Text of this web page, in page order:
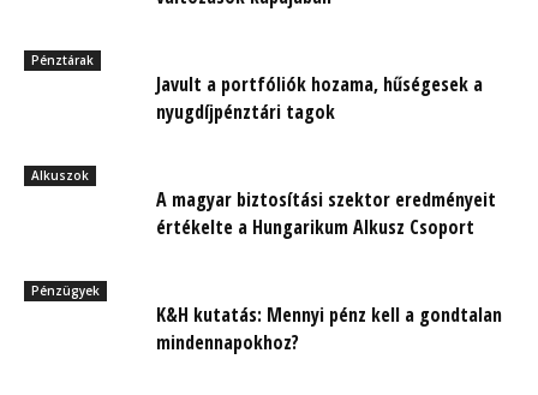
Pénztárak
Javult a portfóliók hozama, hűségesek a
nyugdíjpénztári tagok
Alkuszok
A magyar biztosítási szektor eredményeit
értékelte a Hungarikum Alkusz Csoport
Pénzügyek
K&H kutatás: Mennyi pénz kell a gondtalan
mindennapokhoz?